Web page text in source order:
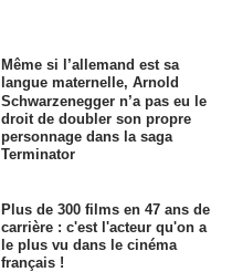
Même si l’allemand est sa
langue maternelle, Arnold
Schwarzenegger n’a pas eu le
droit de doubler son propre
personnage dans la saga
Terminator
Plus de 300 films en 47 ans de
carrière : c'est l'acteur qu'on a
le plus vu dans le cinéma
français !